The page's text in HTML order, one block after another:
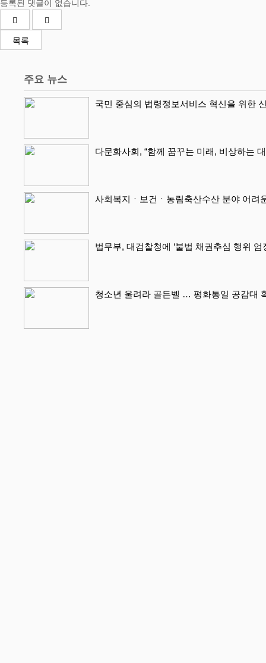
등록된 댓글이 없습니다.
목록
주요 뉴스
국민 중심의 법령정보서비스 혁신을 위한
다문화사회, “함께 꿈꾸는 미래, 비상하는
사회복지ㆍ보건ㆍ농림축산수산 분야 어려
법무부, 대검찰청에 ‘불법 채권추심 행위
청소년 울려라 골든벨 … 평화통일 공감대